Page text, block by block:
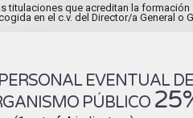
titulaciones que acreditan la formación
en el c.v. del Director/a General o
EVENTUAL
PÚBLICO